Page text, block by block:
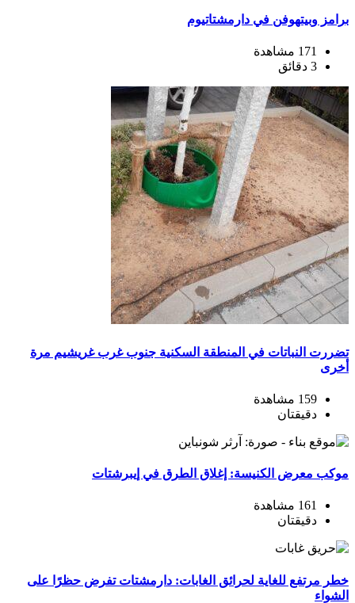
برامز وبيتهوفن في دارمشتاتيوم
171 مشاهدة
3 دقائق
تضررت النباتات في المنطقة السكنية جنوب غرب غريشيم مرة
أخرى
159 مشاهدة
دقيقتان
موكب معرض الكنيسة: إغلاق الطرق في إيبرشتات
161 مشاهدة
دقيقتان
خطر مرتفع للغاية لحرائق الغابات: دارمشتات تفرض حظرًا على
الشواء